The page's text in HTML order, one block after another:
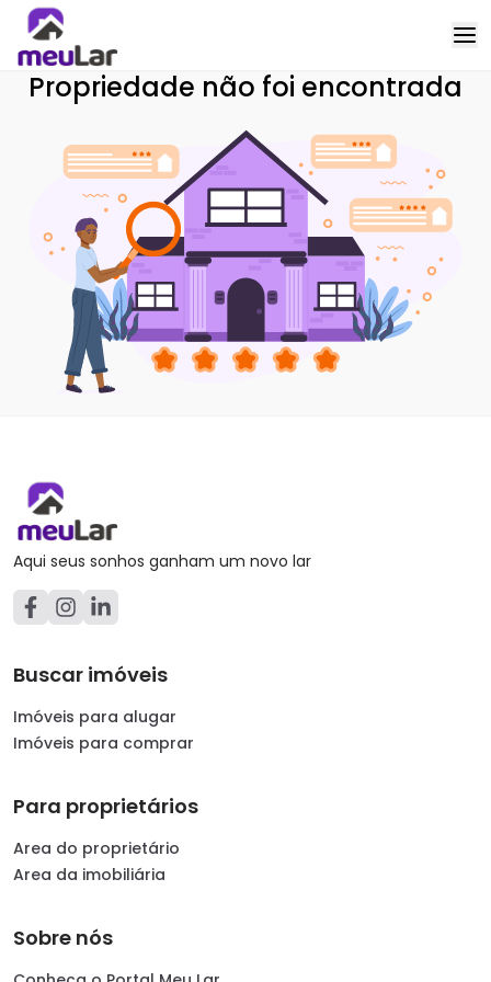
Propriedade não foi encontrada
Aqui seus sonhos ganham um novo lar
Buscar imóveis
Imóveis para alugar
Imóveis para comprar
Para proprietários
Area do proprietário
Area da imobiliária
Sobre nós